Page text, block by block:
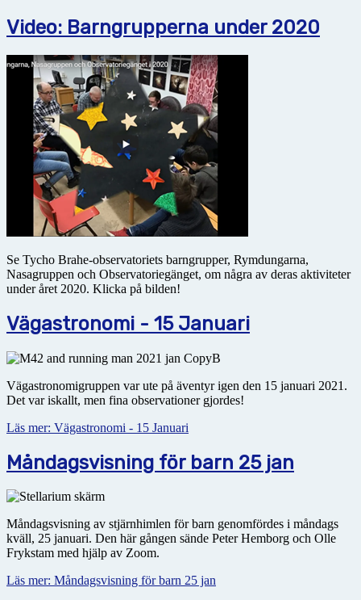
Video: Barngrupperna under 2020
Se Tycho Brahe-observatoriets barngrupper, Rymdungarna,
Nasagruppen och Observatoriegänget, om några av deras aktiviteter
under året 2020. Klicka på bilden!
Vägastronomi - 15 Januari
Vägastronomigruppen var ute på äventyr igen den 15 januari 2021.
Det var iskallt, men fina observationer gjordes!
Läs mer: Vägastronomi - 15 Januari
Måndagsvisning för barn 25 jan
Måndagsvisning av stjärnhimlen för barn genomfördes i måndags
kväll, 25 januari. Den här gången sände Peter Hemborg och Olle
Frykstam med hjälp av Zoom.
Läs mer: Måndagsvisning för barn 25 jan